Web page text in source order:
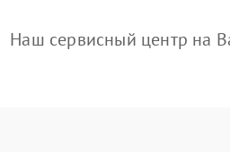
Наш сервисный центр на